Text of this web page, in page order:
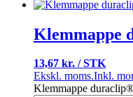
Klemmappe
13,67 kr. / STK
Ekskl. moms.Inkl.
Klemmappe